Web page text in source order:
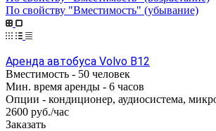
По свойству "Вместимость" (убывание)
Аренда автобуса Volvo B12
Вместимость - 50 человек
Мин. время аренды - 6 часов
Опции - кондиционер, аудиосистема,
2600 руб./час
Заказать